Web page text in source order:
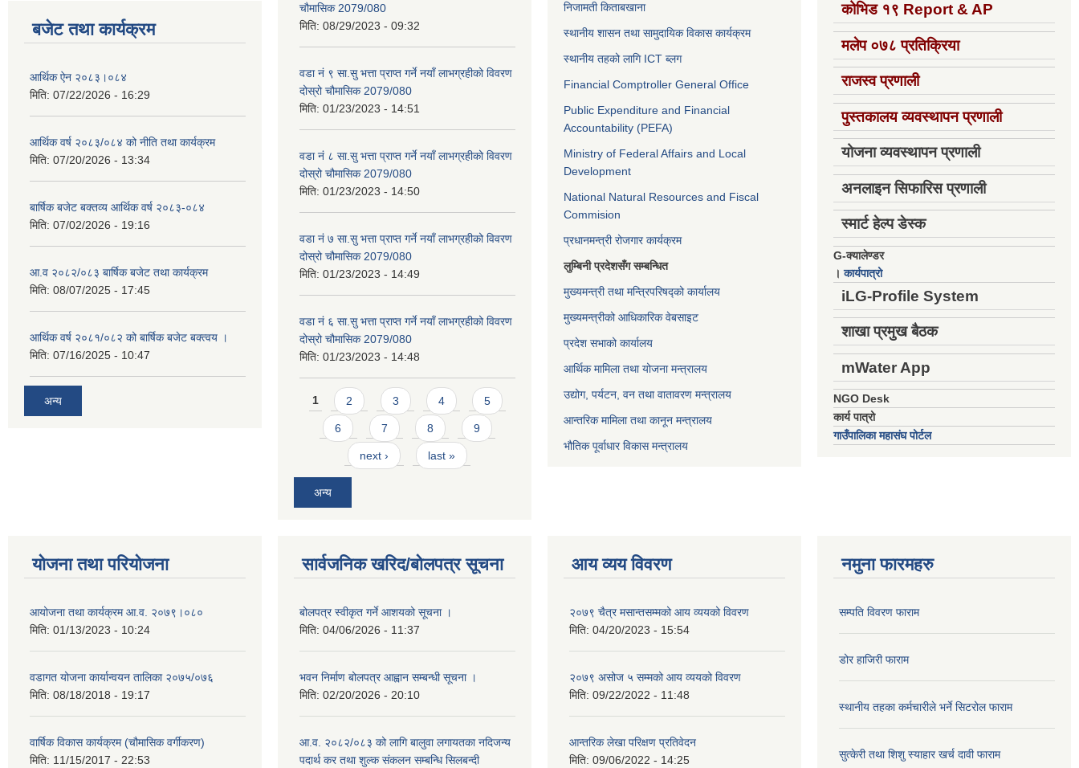
बजेट तथा कार्यक्रम
आर्थिक ऐन २०८३।०८४
मिति: 07/22/2026 - 16:29
आर्थिक वर्ष २०८३/०८४ को नीति तथा कार्यक्रम
मिति: 07/20/2026 - 13:34
बार्षिक बजेट बक्तव्य आर्थिक वर्ष २०८३-०८४
मिति: 07/02/2026 - 19:16
आ.व २०८२/०८३ बार्षिक बजेट तथा कार्यक्रम
मिति: 08/07/2025 - 17:45
आर्थिक वर्ष २०८१/०८२ को बार्षिक बजेट बक्त्वय ।
मिति: 07/16/2025 - 10:47
अन्य
चौमासिक 2079/080
मिति: 08/29/2023 - 09:32
वडा नं ९ सा.सु भत्ता प्राप्त गर्ने नयाँ लाभग्रहीको विवरण
दोस्रो चौमासिक 2079/080
मिति: 01/23/2023 - 14:51
वडा नं ८ सा.सु भत्ता प्राप्त गर्ने नयाँ लाभग्रहीको विवरण
दोस्रो चौमासिक 2079/080
मिति: 01/23/2023 - 14:50
वडा नं ७ सा.सु भत्ता प्राप्त गर्ने नयाँ लाभग्रहीको विवरण
दोस्रो चौमासिक 2079/080
मिति: 01/23/2023 - 14:49
वडा नं ६ सा.सु भत्ता प्राप्त गर्ने नयाँ लाभग्रहीको विवरण
दोस्रो चौमासिक 2079/080
मिति: 01/23/2023 - 14:48
Pages
1 2 3 4 5
6 7 8 9
next › last »
अन्य
निजामती किताबखाना
स्थानीय शासन तथा सामुदायिक विकास कार्यक्रम
स्थानीय तहको लागि ICT ब्लग
Financial Comptroller General Office
Public Expenditure and Financial
Accountability (PEFA)
Ministry of Federal Affairs and Local
Development
National Natural Resources and Fiscal
Commision
प्रधानमन्त्री रोजगार कार्यक्रम
लुम्बिनी प्रदेशसँग सम्बन्धित
मुख्यमन्त्री तथा मन्त्रिपरिषद्को कार्यालय
मुख्यमन्त्रीको आधिकारिक वेबसाइट
प्रदेश सभाको कार्यालय
आर्थिक मामिला तथा योजना मन्त्रालय
उद्योग, पर्यटन, वन तथा वातावरण मन्त्रालय
आन्तरिक मामिला तथा कानून मन्त्रालय
भौतिक पूर्वाधार विकास मन्त्रालय
कोभिड १९ Report & AP
मलेप ०७८ प्रतिक्रिया
राजस्व प्रणाली
पुस्तकालय व्यवस्थापन प्रणाली
योजना व्यवस्थापन प्रणाली
अनलाइन सिफारिस प्रणाली
स्मार्ट हेल्प डेस्क
G-क्यालेण्डर
।कार्यपात्रो
iLG-Profile System
शाखा प्रमुख बैठक
mWater App
NGO Desk
कार्य पात्रो
गाउँपालिका महासंघ पोर्टल
योजना तथा परियोजना
आयोजना तथा कार्यक्रम आ.व. २०७९।०८०
मिति: 01/13/2023 - 10:24
वडागत योजना कार्यान्वयन तालिका २०७५/०७६
मिति: 08/18/2018 - 19:17
वार्षिक विकास कार्यक्रम (चौमासिक वर्गीकरण)
मिति: 11/15/2017 - 22:53
सार्वजनिक खरिद/बोलपत्र सूचना
बोलपत्र स्वीकृत गर्ने आशयको सूचना ।
मिति: 04/06/2026 - 11:37
भवन निर्माण बोलपत्र आह्वान सम्बन्धी सूचना ।
मिति: 02/20/2026 - 20:10
आ.व. २०८२/०८३ को लागि बालुवा लगायतका नदिजन्य
पदार्थ कर तथा शुल्क संकलन सम्बन्धि सिलबन्दी
आय व्यय विवरण
२०७९ चैत्र मसान्तसम्मको आय व्ययको विवरण
मिति: 04/20/2023 - 15:54
२०७९ असोज ५ सम्मको आय व्ययको विवरण
मिति: 09/22/2022 - 11:48
आन्तरिक लेखा परिक्षण प्रतिवेदन
मिति: 09/06/2022 - 14:25
नमुना फारमहरु
सम्पति विवरण फाराम
डोर हाजिरी फाराम
स्थानीय तहका कर्मचारीले भर्ने सिटरोल फाराम
सुत्केरी तथा शिशु स्याहार खर्च दावी फाराम